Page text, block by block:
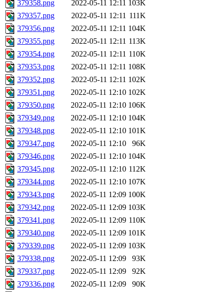
379358.png 2022-05-11 12:11 103K
379357.png
2022-05-11 12:11 111K
379356.png
2022-05-11 12:11 104K
379355.png
2022-05-11 12:11 113K
379354.png
2022-05-11 12:11 110K
379353.png
2022-05-11 12:11 108K
379352.png
2022-05-11 12:11 102K
379351.png
2022-05-11 12:10 102K
379350.png
2022-05-11 12:10 106K
379349.png
2022-05-11 12:10 104K
379348.png
2022-05-11 12:10 101K
379347.png
2022-05-11 12:10
96K
379346.png
2022-05-11 12:10 104K
379345.png
2022-05-11 12:10 112K
379344.png
2022-05-11 12:10 107K
379343.png
2022-05-11 12:09 100K
379342.png
2022-05-11 12:09 103K
379341.png
2022-05-11 12:09 110K
379340.png
2022-05-11 12:09 101K
379339.png
2022-05-11 12:09 103K
379338.png
2022-05-11 12:09
93K
379337.png
2022-05-11 12:09
92K
379336.png
2022-05-11 12:09
90K